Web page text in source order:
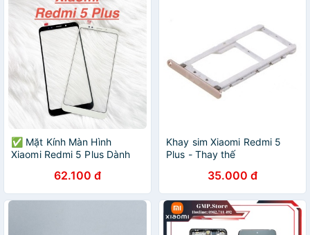
✅ Mặt Kính Màn Hình
Xiaomi Redmi 5 Plus Dành
Kính Cảm Ứng Linh Kiện
Thay Thế
62.100 đ
Khay sim Xiaomi Redmi 5
Plus - Thay thế
35.000 đ